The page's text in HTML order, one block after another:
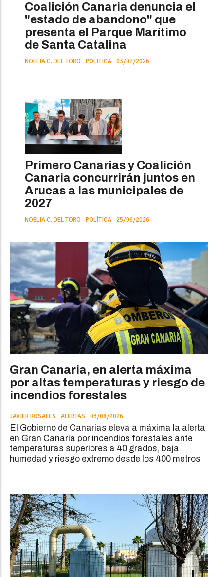
Coalición Canaria denuncia el
"estado de abandono" que
presenta el Parque Marítimo
de Santa Catalina
NOELIA C. DEL TORO POLÍTICA 03/07/2026
Primero Canarias y Coalición
Canaria concurrirán juntos en
Arucas a las municipales de
2027
NOELIA C. DEL TORO POLÍTICA 25/06/2026
Gran Canaria, en alerta máxima
por altas temperaturas y riesgo de
incendios forestales
JAVIER ROSALES ALERTAS 03/08/2026
El Gobierno de Canarias eleva a máxima la alerta
en Gran Canaria por incendios forestales ante
temperaturas superiores a 40 grados, baja
humedad y riesgo extremo desde los 400 metros